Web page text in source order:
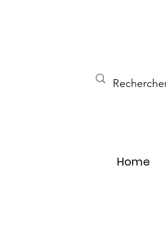
Home